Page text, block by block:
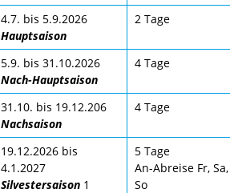
4.7. bis 5.9.2026
Hauptsaison
2 Tage
5.9. bis 31.10.2026
Nach-Hauptsaison
4 Tage
31.10. bis 19.12.206
Nachsaison
4 Tage
19.12.2026 bis
4.1.2027
Silvestersaison1
5 Tage
An-Abreise Fr, Sa,
So